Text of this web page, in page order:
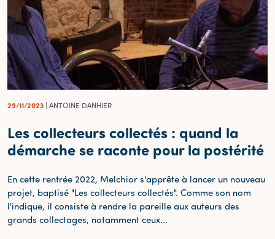
29/11/2023 | ANTOINE DANHIER
Les collecteurs collectés : quand la
démarche se raconte pour la postérité
En cette rentrée 2022, Melchior s'apprête à lancer un nouveau
projet, baptisé "Les collecteurs collectés". Comme son nom
l'indique, il consiste à rendre la pareille aux auteurs des
grands collectages, notamment ceux...